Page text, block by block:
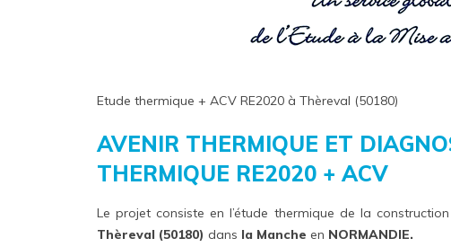
Etude thermique + ACV RE2020 à Thèreval (50180)
AVENIR THERMIQUE ET
THERMIQUE RE2020 + ACV
Le projet consiste en l’étude thermique de la
Thèreval (50180) dans la Manche en NORMANDIE.